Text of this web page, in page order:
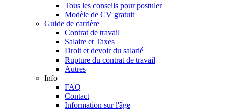
Tous les conseils pour postuler
Modèle de CV gratuit
Guide de carrière
Contrat de travail
Salaire et Taxes
Droit et devoir du salarié
Rupture du contrat de travail
Autres
Info
FAQ
Contact
Information sur l'âge